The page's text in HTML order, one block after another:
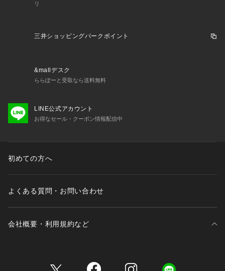
リ
三井ショッピングパークポイント
&mallデスク
ららぽーと受取なら送料無料
LINE公式アカウント
お得なセール・クーポン情報配信中
初めての方へ
よくある質問・お問い合わせ
会社概要・利用規約など